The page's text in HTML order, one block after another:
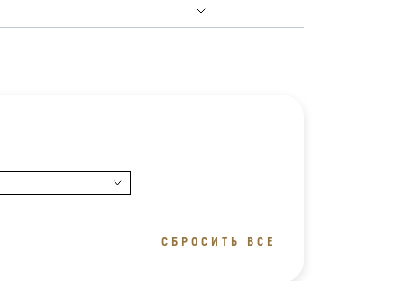
СБРОСИТЬ ВСЕ